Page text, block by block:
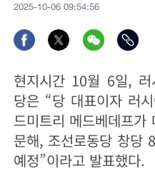
2025-10-06 09:54:56
현지시간 10월 6일, 러
당은 “당 대표이자 러
드미트리 메드베데프
문해, 조선로동당 창당
예정”이라고 발표했다.